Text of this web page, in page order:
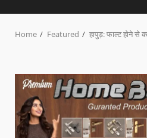
Home Featured हापुड़: फाल्ट होने से